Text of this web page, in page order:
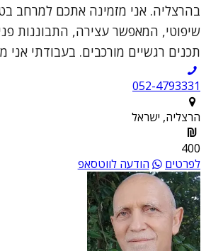
בהרצליה. אני מזמינה אתכם למרחב
שיפוטי, המאפשר עצירה, התבוננות
תכנים רגשיים מורכבים. בעבודתי אני
052-4793331
הרצליה, ישראל
400
לפרטים
הודעה לווטסאפ